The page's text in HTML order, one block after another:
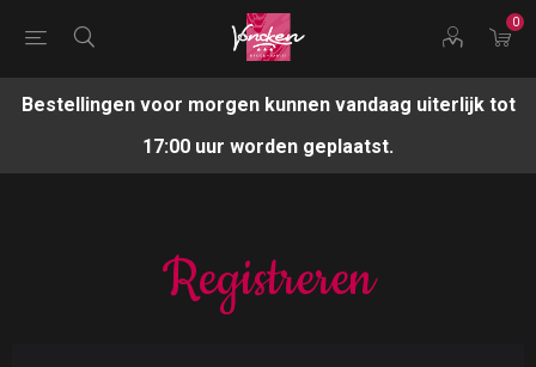
0
Bestellingen voor morgen kunnen vandaag uiterlijk tot
17:00 uur worden geplaatst.
Registreren